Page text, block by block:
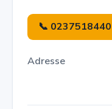
📞 0237518440
Adresse